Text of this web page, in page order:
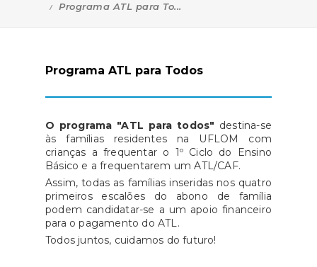
Programa ATL para To...
Programa ATL para Todos
O programa "ATL para todos" destina-se
às famílias residentes na UFLOM com
crianças a frequentar o 1º Ciclo do Ensino
Básico e a frequentarem um ATL/CAF.
Assim, todas as famílias inseridas nos quatro
primeiros escalões do abono de família
podem candidatar-se a um apoio financeiro
para o pagamento do ATL.
Todos juntos, cuidamos do futuro!